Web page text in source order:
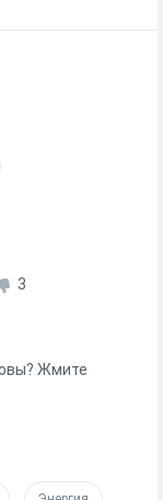
3
Жмите